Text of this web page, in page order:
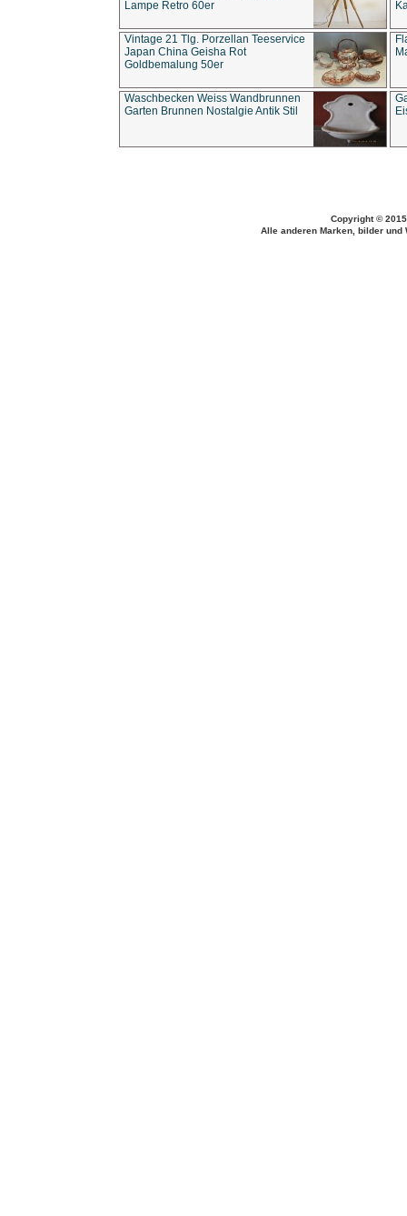
Lampe Retro 60er
Vintage 21 Tlg. Porzellan Teeservice
Japan China Geisha Rot
Goldbemalung 50er
Waschbecken Weiss Wandbrunnen
Garten Brunnen Nostalgie Antik Stil
Copyright ©
Alle anderen Marken, bilder und